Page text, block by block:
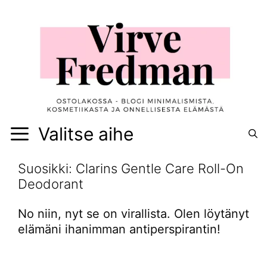
Valitse aihe
Suosikki: Clarins Gentle Care Roll-On
Deodorant
No niin, nyt se on virallista. Olen löytänyt
elämäni ihanimman antiperspirantin!